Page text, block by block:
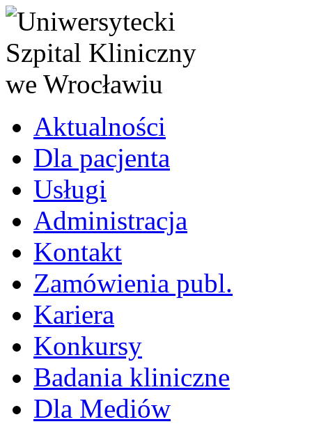
Aktualności
Dla pacjenta
Usługi
Administracja
Kontakt
Zamówienia publ.
Kariera
Konkursy
Badania kliniczne
Dla Mediów